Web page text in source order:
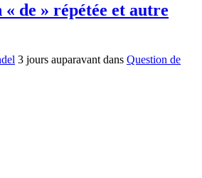
de » répétée et autre
3 jours auparavant dans Question de